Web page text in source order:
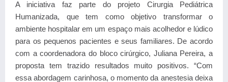
A iniciativa faz parte do projeto Cirurgia Pediátrica
Humanizada, que tem como objetivo transformar o
ambiente hospitalar em um espaço mais acolhedor e lúdico
para os pequenos pacientes e seus familiares. De acordo
com a coordenadora do bloco cirúrgico, Juliana Pereira, a
proposta tem trazido resultados muito positivos. “Com
essa abordagem carinhosa, o momento da anestesia deixa